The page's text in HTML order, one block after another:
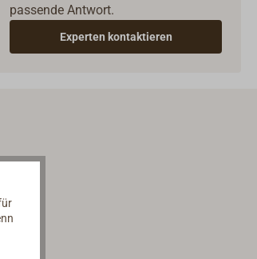
passende Antwort.
Experten kontaktieren